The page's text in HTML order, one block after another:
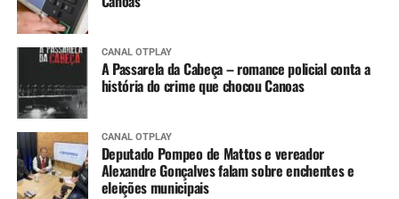
CANAL OTPLAY
A Passarela da Cabeça – romance policial conta a
história do crime que chocou Canoas
CANAL OTPLAY
Deputado Pompeo de Mattos e vereador
Alexandre Gonçalves falam sobre enchentes e
eleições municipais